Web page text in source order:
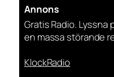
Annons
Gratis Radio. Lyssna
en massa störande
KlockRadio